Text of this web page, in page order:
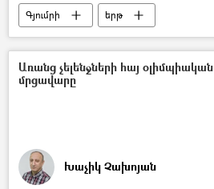
Գյումրի
երթ
Արցախյան պատերազմ
Առանց չելենջների հայ օլիմպիական
մրցավարը
Խաչիկ Չախոյան